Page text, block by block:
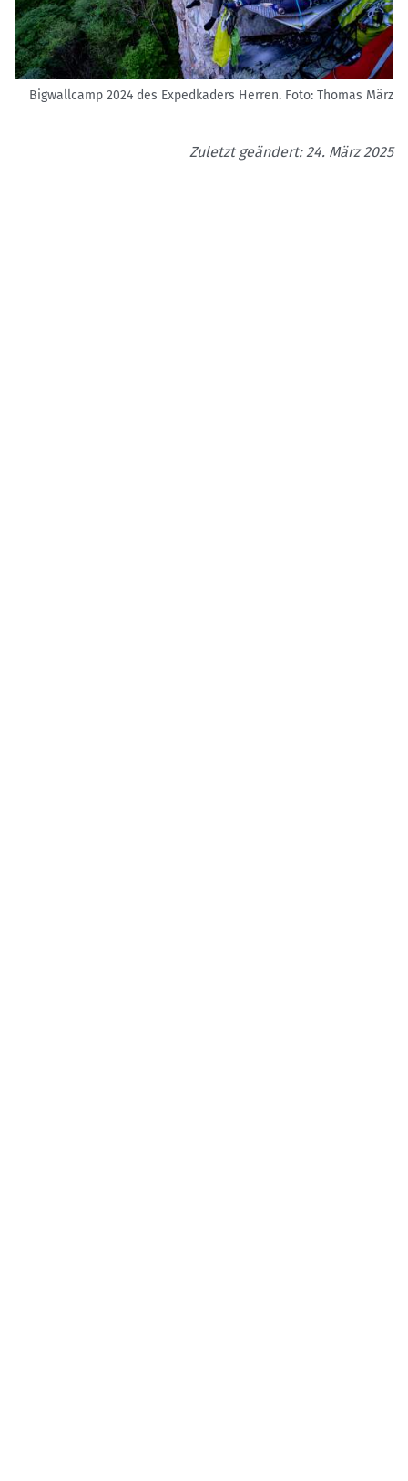
Bigwallcamp 2024 des Expedkaders Herren. Foto: Thomas März
Zuletzt geändert: 24. März 2025